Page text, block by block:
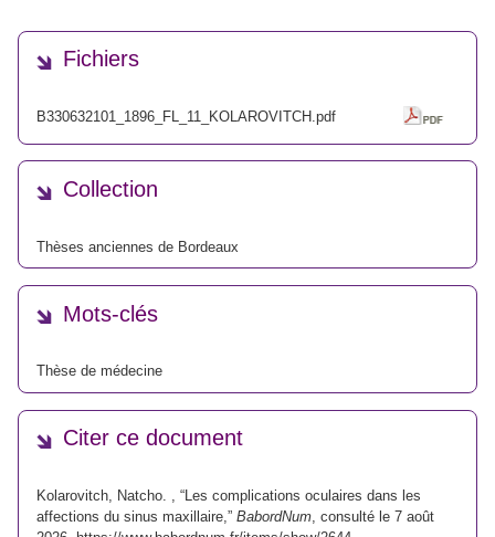
Fichiers
B330632101_1896_FL_11_KOLAROVITCH.pdf
Collection
Thèses anciennes de Bordeaux
Mots-clés
Thèse de médecine
Citer ce document
Kolarovitch, Natcho. , “Les complications oculaires dans les
affections du sinus maxillaire,” BabordNum , consulté le 7 août